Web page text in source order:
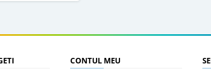
CONTUL MEU